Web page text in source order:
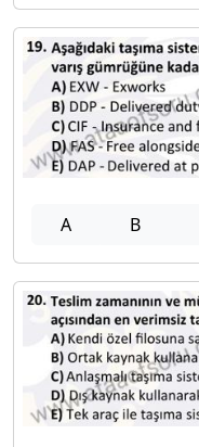
A B